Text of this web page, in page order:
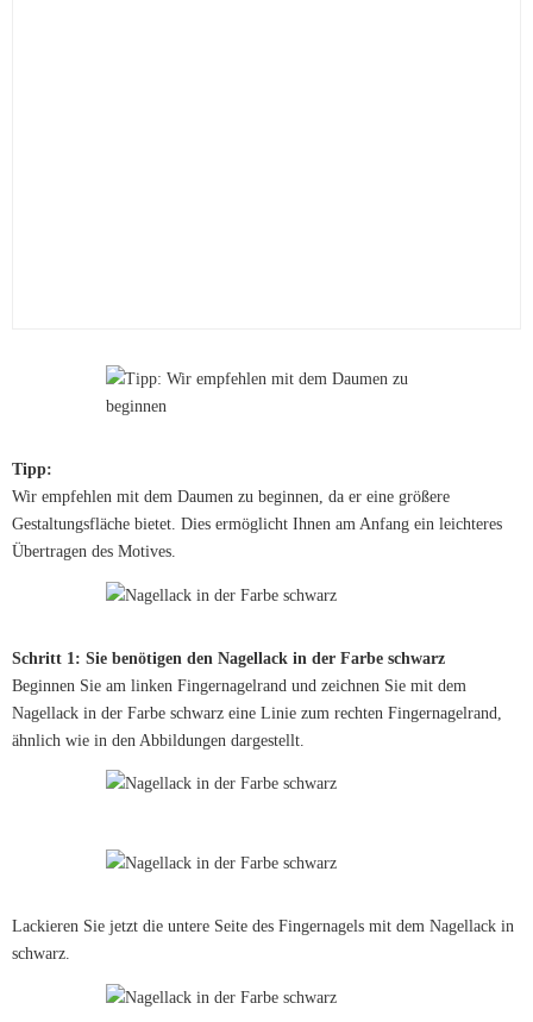
Tipp:
Wir empfehlen mit dem Daumen zu beginnen, da er eine größere
Gestaltungsfläche bietet. Dies ermöglicht Ihnen am Anfang ein leichteres
Übertragen des Motives.
Schritt 1: Sie benötigen den Nagellack in der Farbe schwarz
Beginnen Sie am linken Fingernagelrand und zeichnen Sie mit dem
Nagellack in der Farbe schwarz eine Linie zum rechten Fingernagelrand,
ähnlich wie in den Abbildungen dargestellt.
Lackieren Sie jetzt die untere Seite des Fingernagels mit dem Nagellack in
schwarz.